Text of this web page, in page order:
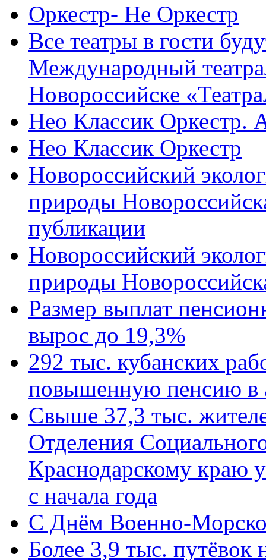
Оркестр- Не Оркестр
Все театры в гости
Международный
Новороссийске
Нео Классик Оркестр.
Нео Классик Оркестр
Новороссийский
природы
публикации
Новороссийский
природы
Размер выплат
вырос до 19,3%
292 тыс. кубанских
повышенную пенсию в
Свыше 37,3 тыс.
Отделения
Краснодарскому краю
с начала года
C Днём Военно-
Более 3,9 тыс. путёвок